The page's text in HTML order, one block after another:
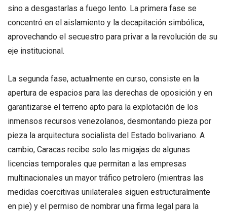
sino a desgastarlas a fuego lento. La primera fase se
concentró en el aislamiento y la decapitación simbólica,
aprovechando el secuestro para privar a la revolución de su
eje institucional.
La segunda fase, actualmente en curso, consiste en la
apertura de espacios para las derechas de oposición y en
garantizarse el terreno apto para la explotación de los
inmensos recursos venezolanos, desmontando pieza por
pieza la arquitectura socialista del Estado bolivariano. A
cambio, Caracas recibe solo las migajas de algunas
licencias temporales que permitan a las empresas
multinacionales un mayor tráfico petrolero (mientras las
medidas coercitivas unilaterales siguen estructuralmente
en pie) y el permiso de nombrar una firma legal para la